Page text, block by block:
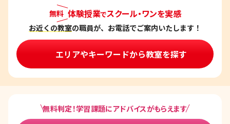
無料 体験授業でスクール・ワンを実感
お近くの教室の職員が、お電話でご案内いたします！
エリアやキーワードから教室を探す
無料判定！学習課題にアドバイスがもらえます